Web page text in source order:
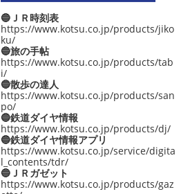
🔵ＪＲ時刻表
https://www.kotsu.co.jp/products/jiko
ku/
🔵旅の手帖
https://www.kotsu.co.jp/products/tab
i/
🔵散歩の達人
https://www.kotsu.co.jp/products/san
po/
🔵鉄道ダイヤ情報
https://www.kotsu.co.jp/products/dj/
🔵鉄道ダイヤ情報アプリ
https://www.kotsu.co.jp/service/digita
l_contents/tdr/
🔵ＪＲガゼット
https://www.kotsu.co.jp/products/gaz